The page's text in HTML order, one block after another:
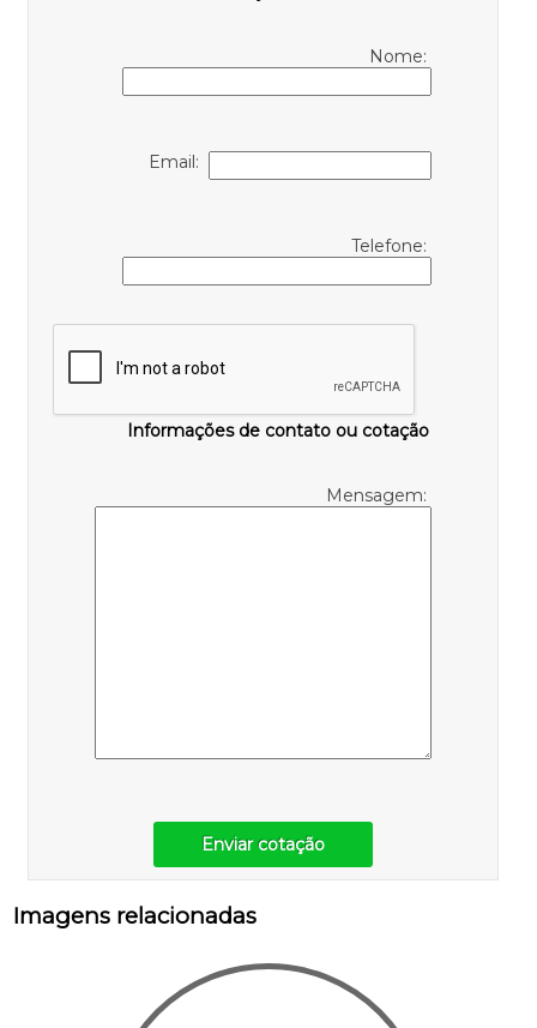
Nome:
Email:
Telefone:
Informações de contato ou cotação
Mensagem:
Enviar cotação
Imagens relacionadas